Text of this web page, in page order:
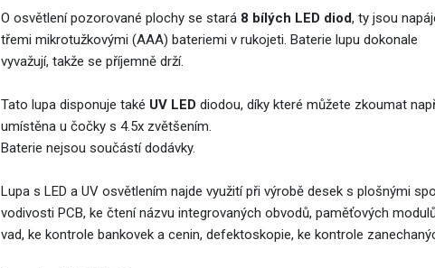
O osvětlení pozorované plochy se stará 8 bílých LED diod, ty jsou
třemi mikrotužkovými (AAA) bateriemi v rukojeti. Baterie lupu dokonale
vyvažují, takže se příjemně drží.
Tato lupa disponuje také UV LED diodou, díky které můžete zkoumat
umístěna u čočky s 4.5x zvětšením.
Baterie nejsou součástí dodávky.
Lupa s LED a UV osvětlením najde využití při výrobě desek s plošnými
vodivosti PCB, ke čtení názvu integrovaných obvodů, paměťových
vad, ke kontrole bankovek a cenin, defektoskopie, ke kontrole